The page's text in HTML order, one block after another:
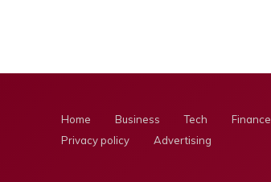
Home Business Tech Finance
Privacy policy
Advertising